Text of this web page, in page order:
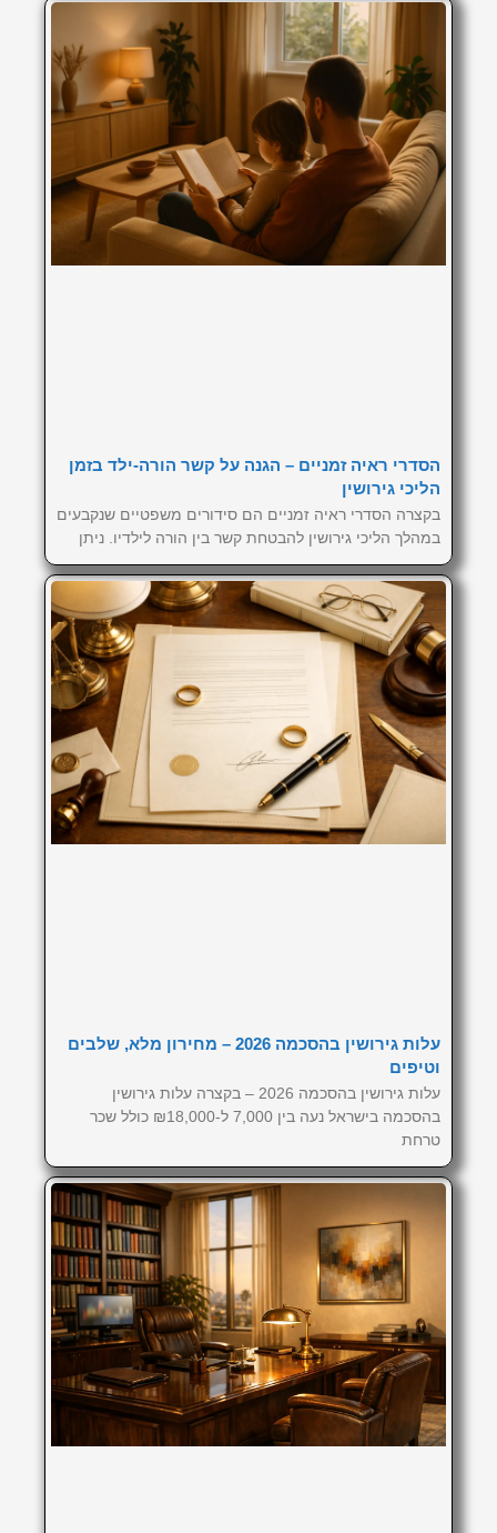
הסדרי ראיה זמניים – הגנה על קשר הורה-ילד בזמן
הליכי גירושין
בקצרה הסדרי ראיה זמניים הם סידורים משפטיים שנקבעים
במהלך הליכי גירושין להבטחת קשר בין הורה לילדיו. ניתן
עלות גירושין בהסכמה 2026 – מחירון מלא, שלבים
וטיפים
עלות גירושין בהסכמה 2026 – בקצרה עלות גירושין
בהסכמה בישראל נעה בין 7,000 ל-₪18,000 כולל שכר
טרחת